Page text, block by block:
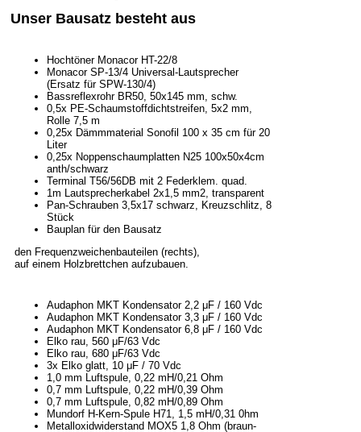
Unser Bausatz besteht aus
Hochtöner Monacor HT-22/8
Monacor SP-13/4 Universal-Lautsprecher
(Ersatz für SPW-130/4)
Bassreflexrohr BR50, 50x145 mm, schw.
0,5x PE-Schaumstoffdichtstreifen, 5x2 mm,
Rolle 7,5 m
0,25x Dämmmaterial Sonofil 100 x 35 cm für 20
Liter
0,25x Noppenschaumplatten N25 100x50x4cm
anth/schwarz
Terminal T56/56DB mit 2 Federklem. quad.
1m Lautsprecherkabel 2x1,5 mm2, transparent
Pan-Schrauben 3,5x17 schwarz, Kreuzschlitz, 8
Stück
Bauplan für den Bausatz
den Frequenzweichenbauteilen (rechts),
auf einem Holzbrettchen aufzubauen.
Audaphon MKT Kondensator 2,2 μF / 160 Vdc
Audaphon MKT Kondensator 3,3 μF / 160 Vdc
Audaphon MKT Kondensator 6,8 μF / 160 Vdc
Elko rau, 560 μF/63 Vdc
Elko rau, 680 μF/63 Vdc
3x Elko glatt, 10 μF / 70 Vdc
1,0 mm Luftspule, 0,22 mH/0,21 Ohm
0,7 mm Luftspule, 0,22 mH/0,39 Ohm
0,7 mm Luftspule, 0,82 mH/0,89 Ohm
Mundorf H-Kern-Spule H71, 1,5 mH/0,31 0hm
Metalloxidwiderstand MOX5 1,8 Ohm (braun-